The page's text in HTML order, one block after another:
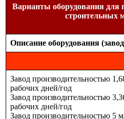
Варианты оборудования для
строительных
Описание оборудования
Завод производительностью
рабочих дней/год
Завод производительностью
рабочих дней/год
Завод производительностью 5